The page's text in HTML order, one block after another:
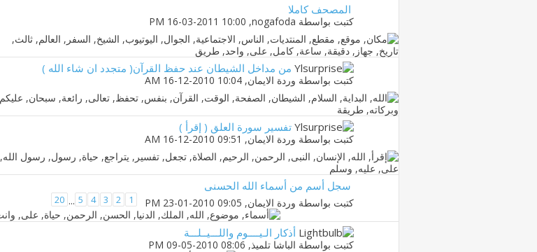
المصحف كاملا
كتبت بواسطة nogafoda
‏, 16-03-2011 10:00 PM
من مداخل الشيطان عند حفظ القرآن( متجدد ان شاء الله )
كتبت بواسطة وردة الايمان‏, 16-12-2010 10:04 AM
تفسير سورة العلق ( إقرأ )
كتبت بواسطة وردة الايمان‏, 16-12-2010 09:51 AM
سجل أسم من أسماء الله الحسنى
كتبت بواسطة وردة الايمان‏, 23-01-2010 09:05 PM
1
2
3
4
5
...
20
أذكار الـيــــوم واللـــيــلـــة
كتبت بواسطة الباشا تلميذ‏, 09-05-2010 08:06 PM